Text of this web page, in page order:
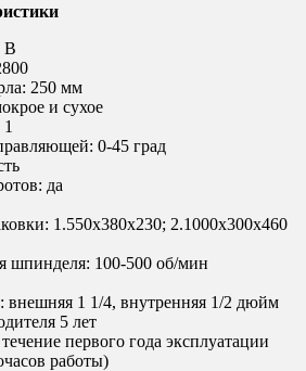
В
250 мм
и сухое
1
0-45 град
да
1.550х380х230; 2.1000х300х460
шпинделя: 100-500 об/мин
внешняя 1 1/4, внутренняя 1/2 дюйм
5 лет
первого года эксплуатации
работы)